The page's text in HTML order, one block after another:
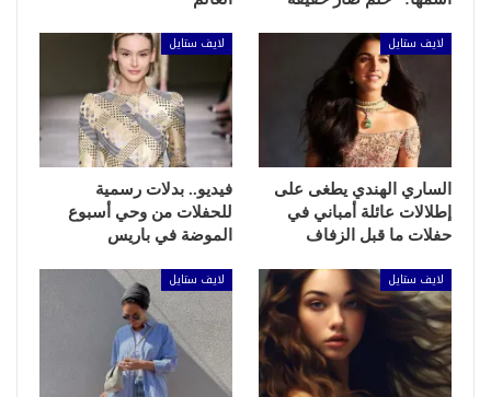
لايف ستايل
الساري الهندي يطغى على
إطلالات عائلة أمباني في
حفلات ما قبل الزفاف
لايف ستايل
فيديو.. بدلات رسمية
للحفلات من وحي أسبوع
الموضة في باريس
لايف ستايل لايف ستايل